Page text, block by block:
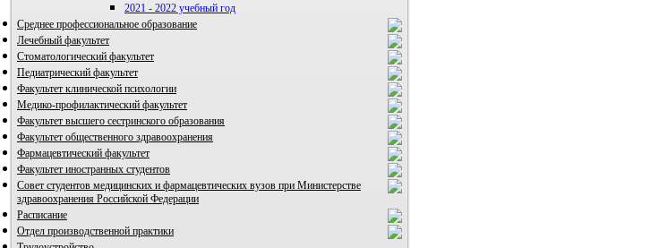
2021 - 2022 учебный год
Среднее профессиональное образование
Лечебный факультет
Стоматологический факультет
Педиатрический факультет
Факультет клинической психологии
Медико-профилактический факультет
Факультет высшего сестринского образования
Факультет общественного здравоохранения
Фармацевтический факультет
Факультет иностранных студентов
Совет студентов медицинских и фармацевтических вузов при Министерстве
здравоохранения Российской Федерации
Расписание
Отдел производственной практики